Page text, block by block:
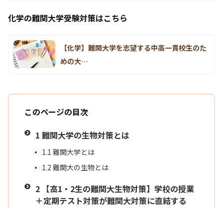
化学の難関大学受験対策はこちら
【化学】難関大学を志望する中高一貫校生のた
めの大…
このページの目次
1 難関大学の生物対策とは
1.1 難関大学とは
1.2 難関大の生物とは
2 【高1・2生の難関大生物対策】学校の授業
＋定期テスト対策が難関大対策に直結する